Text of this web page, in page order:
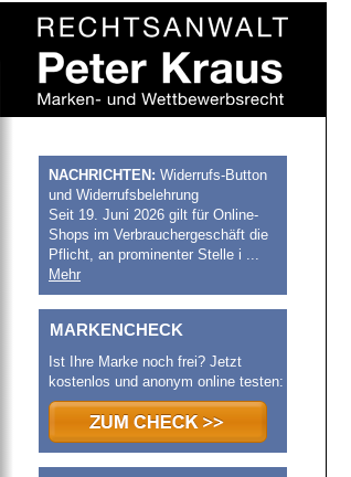
NACHRICHTEN: Widerrufs-Button
und Widerrufsbelehrung
Seit 19. Juni 2026 gilt für Online-
Shops im Verbrauchergeschäft die
Pflicht, an prominenter Stelle i ...
Mehr
MARKENCHECK
Ist Ihre Marke noch frei? Jetzt
kostenlos und anonym online testen: